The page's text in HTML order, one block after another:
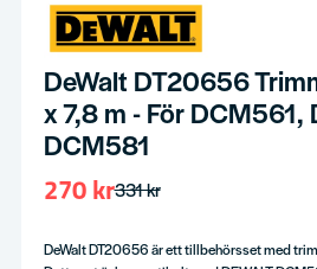
DeWalt DT20656
x 7,8 m - För DCM561,
DCM581
331 kr
270 kr
DeWalt DT20656 är ett tillbehörsset med